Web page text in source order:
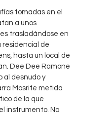
tomadas en el
a unos
trasladándose en
residencial de
hasta un local de
Dee Dee Ramone
al desnudo y
Mosrite metida
de la que
instrumento. No